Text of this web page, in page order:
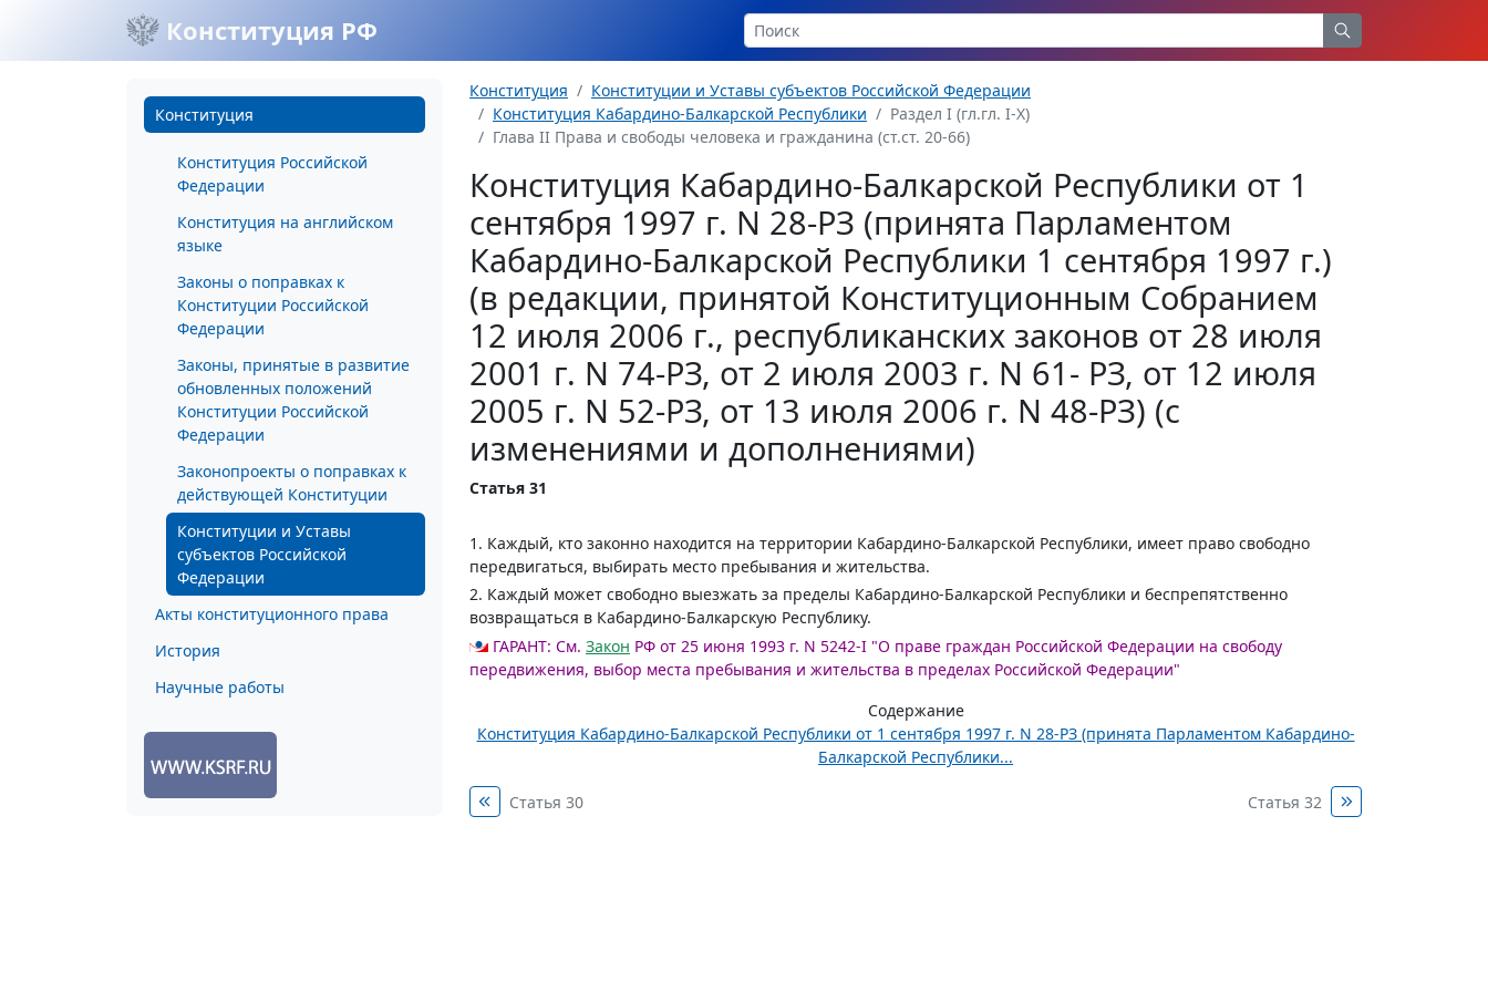
Конституция РФ
Конституция
Конституция Российской
Федерации
Конституция на английском
языке
Законы о поправках к
Конституции Российской
Федерации
Законы, принятые в развитие
обновленных положений
Конституции Российской
Федерации
Законопроекты о поправках к
действующей Конституции
Конституции и Уставы
субъектов Российской
Федерации
Акты конституционного права
История
Научные работы
Конституция
Конституции и Уставы субъектов Российской Федерации
Конституция Кабардино-Балкарской Республики
Раздел I (гл.гл. I-X)
Глава II Права и свободы человека и гражданина (ст.ст. 20-66)
Конституция Кабардино-Балкарской Республики от 1
сентября 1997 г. N 28-РЗ (принята Парламентом
Кабардино-Балкарской Республики 1 сентября 1997 г.)
(в редакции, принятой Конституционным Собранием
12 июля 2006 г., республиканских законов от 28 июля
2001 г. N 74-РЗ, от 2 июля 2003 г. N 61- РЗ, от 12 июля
2005 г. N 52-РЗ, от 13 июля 2006 г. N 48-РЗ) (с
изменениями и дополнениями)
Статья 31
1. Каждый, кто законно находится на территории Кабардино-Балкарской Республики, имеет право свободно
передвигаться, выбирать место пребывания и жительства.
2. Каждый может свободно выезжать за пределы Кабардино-Балкарской Республики и беспрепятственно
возвращаться в Кабардино-Балкарскую Республику.
ГАРАНТ: См. Закон РФ от 25 июня 1993 г. N 5242-I "О праве граждан Российской Федерации на свободу
передвижения, выбор места пребывания и жительства в пределах Российской Федерации"
Содержание
Конституция Кабардино-Балкарской Республики от 1 сентября 1997 г. N 28-РЗ (принята Парламентом Кабардино-
Балкарской Республики...
Статья 30 Статья 32